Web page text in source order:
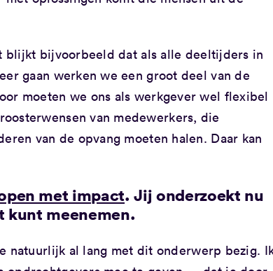
blijkt bijvoorbeeld dat als alle deeltijders in
gaan werken we een groot deel van de
moeten we ons als werkgever wel flexibel
van medewerkers, die
van de opvang moeten halen. Daar kan
met impact. Jij onderzoekt nu
kunt meenemen.
natuurlijk al lang met dit onderwerp bezig.